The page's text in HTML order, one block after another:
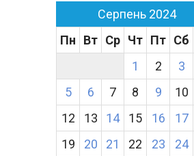
Серпень 2024
Пн
Вт Ср Чт Пт Сб
1
2 3
5
6 7 8 9 10
12
13 14 15 16 17
19
20 21 22 23 24